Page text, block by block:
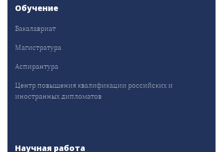
Обучение
Бакалавриат
Магистратура
Аспирантура
Центр повышения квалификации российских и
иностранных дипломатов
Научная работа